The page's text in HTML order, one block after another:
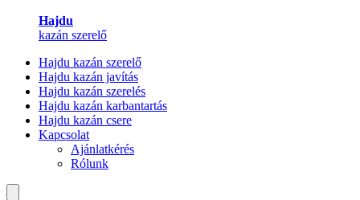
Hajdu
kazán szerelő
Hajdu kazán szerelő
Hajdu kazán javítás
Hajdu kazán szerelés
Hajdu kazán karbantartás
Hajdu kazán csere
Kapcsolat
Ajánlatkérés
Rólunk